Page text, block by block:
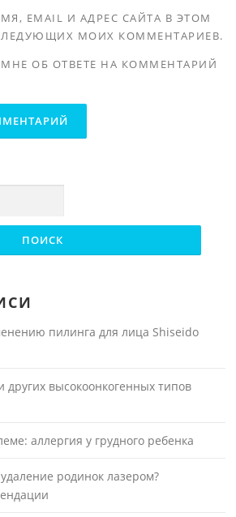
EMAIL И АДРЕС САЙТА В ЭТОМ
МОИХ КОММЕНТАРИЕВ.
ОБ ОТВЕТЕ НА КОММЕНТАРИЙ
пилинга для лица Shiseido
высокоонкогенных типов
аллергия у грудного ребенка
родинок лазером?